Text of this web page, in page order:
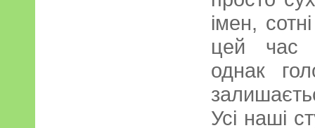
імен,
цей час
однак
Усі наші